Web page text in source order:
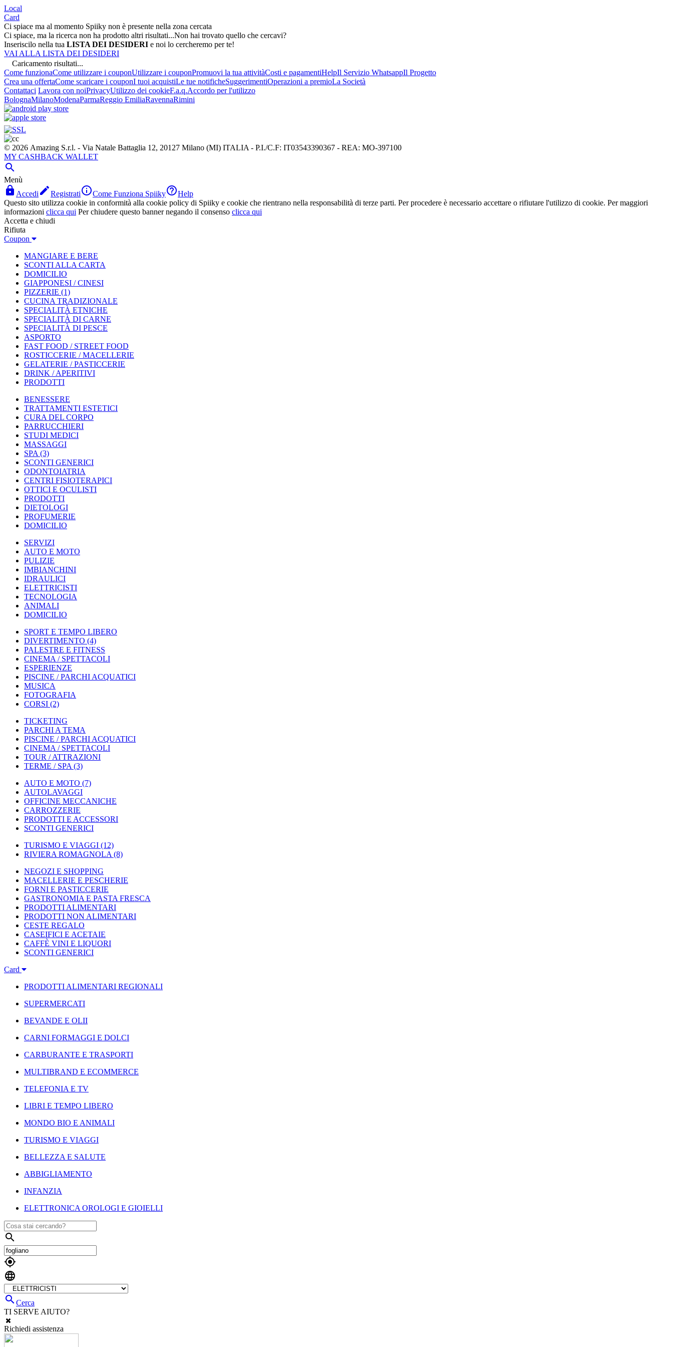
Local
Card
Ci spiace ma al momento Spiiky non è presente nella zona cercata
Ci spiace, ma la ricerca non ha prodotto altri risultati...Non hai trovato quello che cercavi?
Inseriscilo nella tua LISTA DEI DESIDERI e noi lo cercheremo per te!
VAI ALLA LISTA DEI DESIDERI
Caricamento risultati...
Come funzionaCome utilizzare i couponUtilizzare i couponPromuovi la tua attivitàCosti e pagamentiHelpIl Servizio WhatsappIl Progetto
Crea una offertaCome scaricare i couponI tuoi acquistiLe tue notificheSuggerimentiOperazioni a premioLa Società
Contattaci Lavora con noiPrivacyUtilizzo dei cookieF.a.q.Accordo per l'utilizzo
BolognaMilanoModenaParmaReggio EmiliaRavennaRimini
© 2026 Amazing S.r.l. - Via Natale Battaglia 12, 20127 Milano (MI) ITALIA - P.I./C.F: IT03543390367 - REA: MO-397100
MY CASHBACK WALLET

Menù
 Accedi RegistratiCome Funziona SpiikyHelp
Questo sito utilizza cookie in conformità alla cookie policy di Spiiky e cookie che rientrano nella responsabilità di terze parti. Per procedere è necessario accettare o rifiutare l'utilizzo di cookie. Per maggiori
informazioni clicca qui Per chiudere questo banner negando il consenso clicca qui
Accetta e chiudi
Rifiuta
Coupon
MANGIARE E BERE
SCONTI ALLA CARTA
DOMICILIO
GIAPPONESI / CINESI
PIZZERIE (1)
CUCINA TRADIZIONALE
SPECIALITÀ ETNICHE
SPECIALITÀ DI CARNE
SPECIALITÀ DI PESCE
ASPORTO
FAST FOOD / STREET FOOD
ROSTICCERIE / MACELLERIE
GELATERIE / PASTICCERIE
DRINK / APERITIVI
PRODOTTI
BENESSERE
TRATTAMENTI ESTETICI
CURA DEL CORPO
PARRUCCHIERI
STUDI MEDICI
MASSAGGI
SPA (3)
SCONTI GENERICI
ODONTOIATRIA
CENTRI FISIOTERAPICI
OTTICI E OCULISTI
PRODOTTI
DIETOLOGI
PROFUMERIE
DOMICILIO
SERVIZI
AUTO E MOTO
PULIZIE
IMBIANCHINI
IDRAULICI
ELETTRICISTI
TECNOLOGIA
ANIMALI
DOMICILIO
SPORT E TEMPO LIBERO
DIVERTIMENTO (4)
PALESTRE E FITNESS
CINEMA / SPETTACOLI
ESPERIENZE
PISCINE / PARCHI ACQUATICI
MUSICA
FOTOGRAFIA
CORSI (2)
TICKETING
PARCHI A TEMA
PISCINE / PARCHI ACQUATICI
CINEMA / SPETTACOLI
TOUR / ATTRAZIONI
TERME / SPA (3)
AUTO E MOTO (7)
AUTOLAVAGGI
OFFICINE MECCANICHE
CARROZZERIE
PRODOTTI E ACCESSORI
SCONTI GENERICI
TURISMO E VIAGGI (12)
RIVIERA ROMAGNOLA (8)
NEGOZI E SHOPPING
MACELLERIE E PESCHERIE
FORNI E PASTICCERIE
GASTRONOMIA E PASTA FRESCA
PRODOTTI ALIMENTARI
PRODOTTI NON ALIMENTARI
CESTE REGALO
CASEIFICI E ACETAIE
CAFFÈ VINI E LIQUORI
SCONTI GENERICI
Card
PRODOTTI ALIMENTARI REGIONALI
SUPERMERCATI
BEVANDE E OLII
CARNI FORMAGGI E DOLCI
CARBURANTE E TRASPORTI
MULTIBRAND E ECOMMERCE
TELEFONIA E TV
LIBRI E TEMPO LIBERO
MONDO BIO E ANIMALI
TURISMO E VIAGGI
BELLEZZA E SALUTE
ABBIGLIAMENTO
INFANZIA
ELETTRONICA OROLOGI E GIOIELLI



Cerca
TI SERVE AIUTO?
Richiedi assistenza